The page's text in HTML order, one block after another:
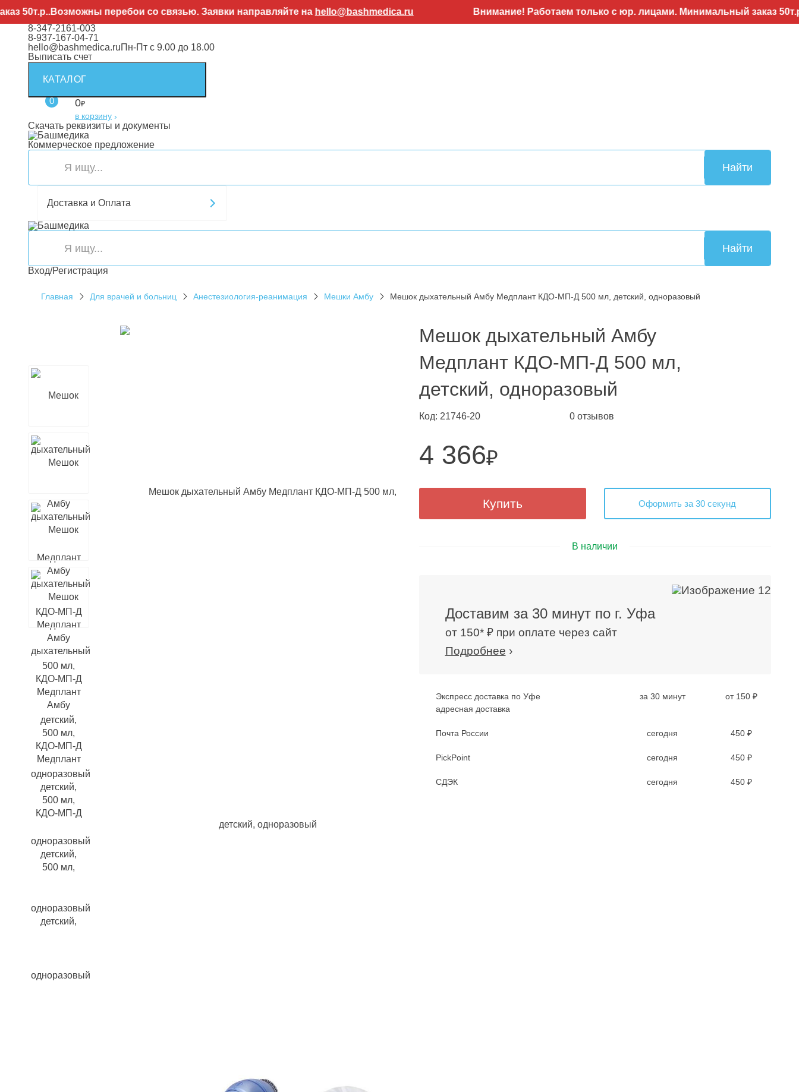
перебои со связью. Заявки направляйте наhello@bashmedica.ru
Внимание! Работаем только с юр. лицами. Минимальный заказ
8-347-2161-003
8-937-167-04-71
hello@bashmedica.ruПн-Пт с 9.00 до 18.00
Выписать счет
КАТАЛОГ
0 0₽
в корзину ›
Скачать реквизиты и документы
Коммерческое предложение
Найти
Доставка и Оплата
Найти
Вход/Регистрация
Главная Для врачей и больниц Анестезиология-реанимация Мешки Амбу Мешок дыхательный Амбу Медплант КДО-МП-Д 500 мл, детский, одноразовый
Мешок дыхательный Амбу
Медплант КДО-МП-Д 500 мл,
детский, одноразовый
Код: 21746-20 0 отзывов
4 366₽
Купить Оформить за 30 секунд
В наличии
Доставим за 30 минут по г. Уфа
от 150* ₽ при оплате через сайт
Подробнее ›
Экспресс доставка по Уфе
адресная доставка
за 30 минут от 150 ₽
Почта России сегодня 450 ₽
PickPoint сегодня 450 ₽
СДЭК сегодня 450 ₽